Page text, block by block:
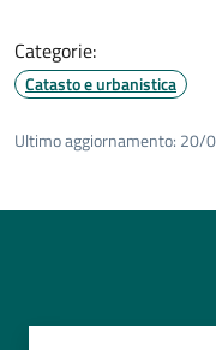
Categorie:
Catasto e urbanistica
Ultimo aggiornamento: 20/